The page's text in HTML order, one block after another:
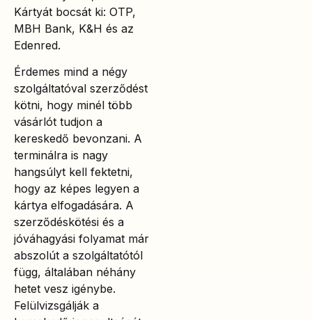
Kártyát bocsát ki: OTP,
MBH Bank, K&H és az
Edenred.
Érdemes mind a négy
szolgáltatóval szerződést
kötni, hogy minél több
vásárlót tudjon a
kereskedő bevonzani. A
terminálra is nagy
hangsúlyt kell fektetni,
hogy az képes legyen a
kártya elfogadására. A
szerződéskötési és a
jóváhagyási folyamat már
abszolút a szolgáltatótól
függ, általában néhány
hetet vesz igénybe.
Felülvizsgálják a